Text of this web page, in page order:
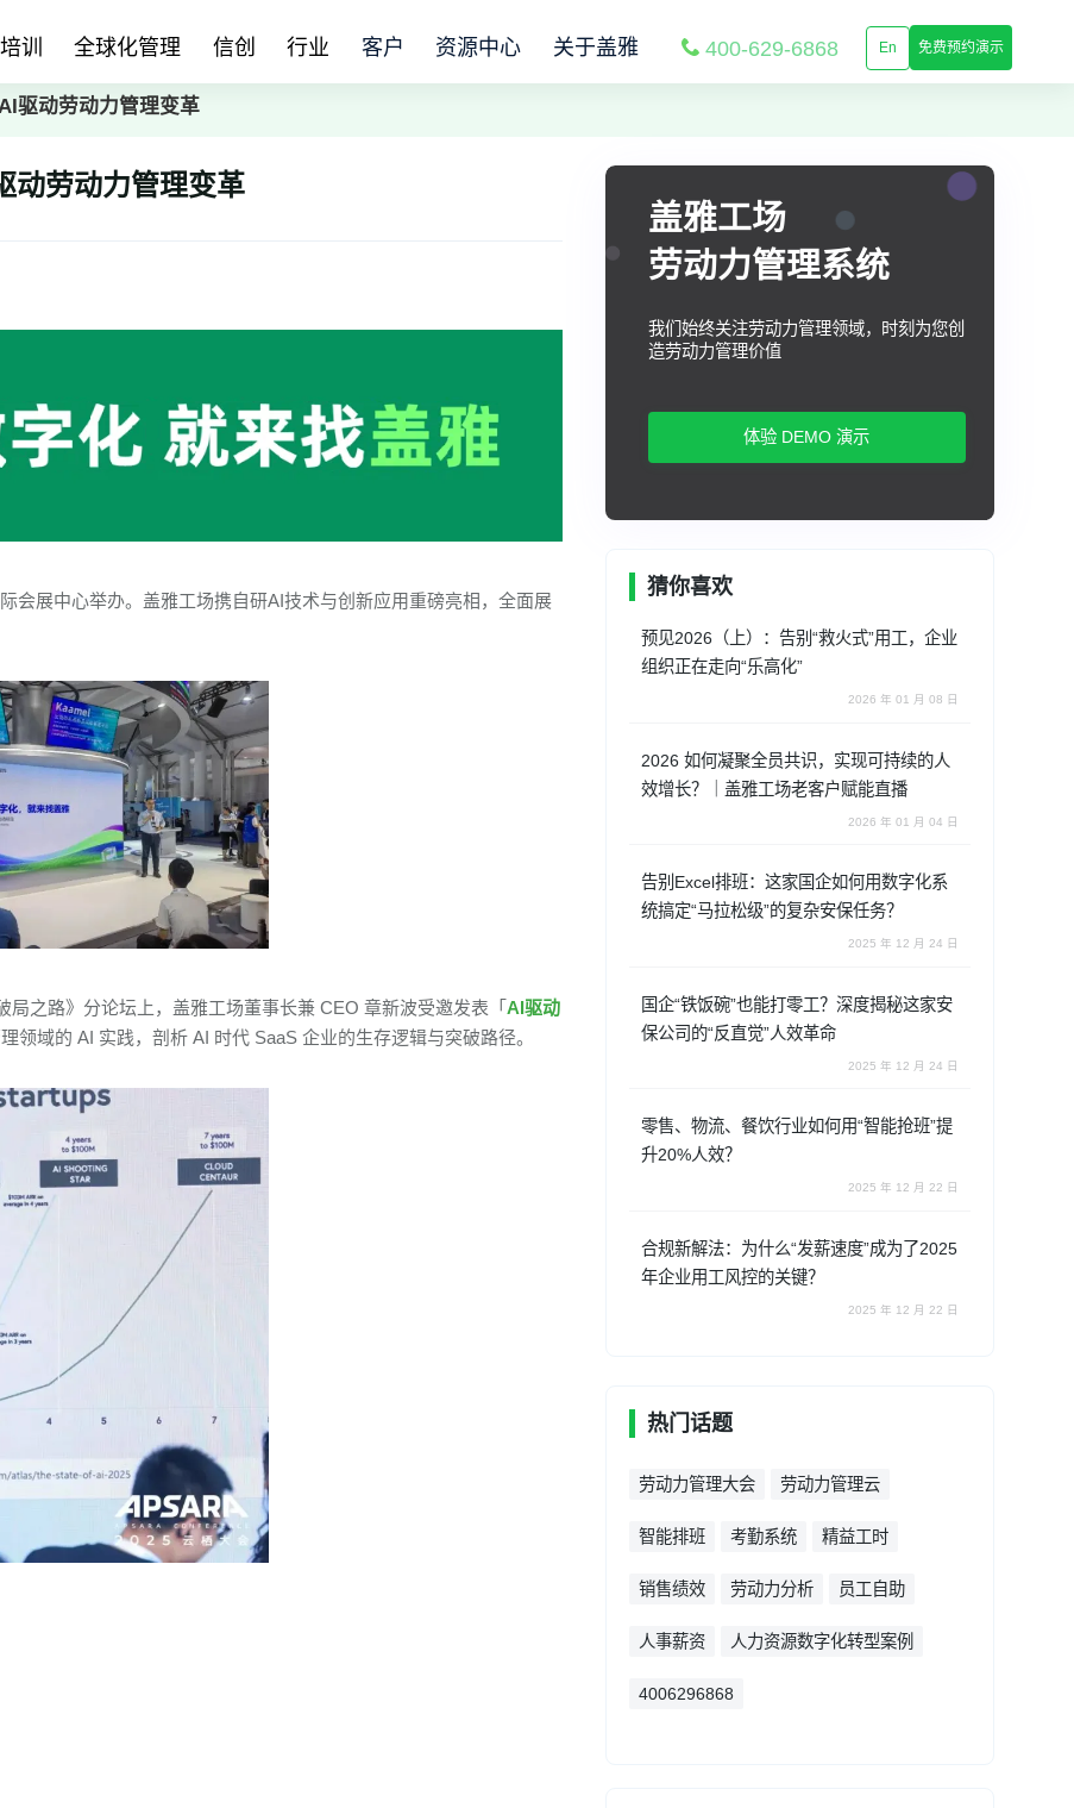
训 全球化管理 信创 行业 客户 资源中心 关于盖雅 400-629-6868 En 免费预约演示
驱动劳动力管理变革
动劳动力管理变革
会展中心举办。盖雅工场携自研AI技术与创新应用重磅亮相，全面展
之路》分论坛上，盖雅工场董事长兼 CEO 章新波受邀发表「 AI驱动
领域的 AI 实践，剖析 AI 时代 SaaS 企业的生存逻辑与突破路径。
盖雅工场
劳动力管理系统
我们始终关注劳动力管理领域，时刻为您创
造劳动力管理价值
体验 DEMO 演示
猜你喜欢
预见2026（上）：告别“救火式”用工，企业
组织正在走向“乐高化”
2026 年 01 月 08 日
2026 如何凝聚全员共识，实现可持续的人
效增长？｜盖雅工场老客户赋能直播
2026 年 01 月 04 日
告别Excel排班：这家国企如何用数字化系
统搞定“马拉松级”的复杂安保任务？
2025 年 12 月 24 日
国企“铁饭碗”也能打零工？深度揭秘这家安
保公司的“反直觉”人效革命
2025 年 12 月 24 日
零售、物流、餐饮行业如何用“智能抢班”提
升20%人效？
2025 年 12 月 22 日
合规新解法：为什么“发薪速度”成为了2025
年企业用工风控的关键？
2025 年 12 月 22 日
热门话题
劳动力管理大会 劳动力管理云
智能排班 考勤系统 精益工时
销售绩效 劳动力分析 员工自助
人事薪资 人力资源数字化转型案例
4006296868